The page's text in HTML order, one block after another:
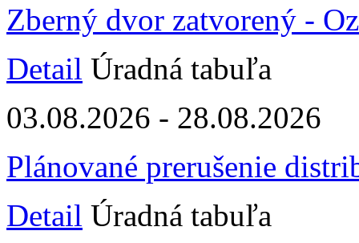
Zberný dvor zatvorený -
Detail Úradná tabuľa
03.08.2026 - 28.08.2026
Plánované prerušenie
Detail Úradná tabuľa